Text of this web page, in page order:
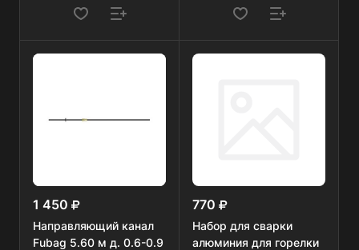
1 450
Направляющий канал
Fubag 5.60 м д. 0.6-0.9
770
Набор для сварки
алюминия для горелки